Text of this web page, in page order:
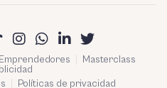
Masterclass
Políticas de privacidad